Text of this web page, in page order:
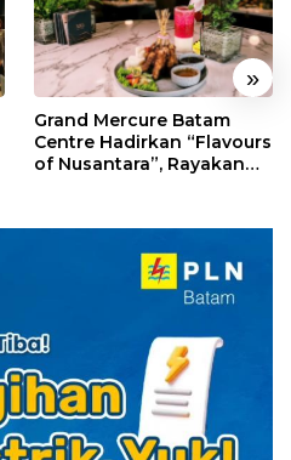
»
Grand Mercure Batam
Centre Hadirkan “Flavours
of Nusantara”, Rayakan